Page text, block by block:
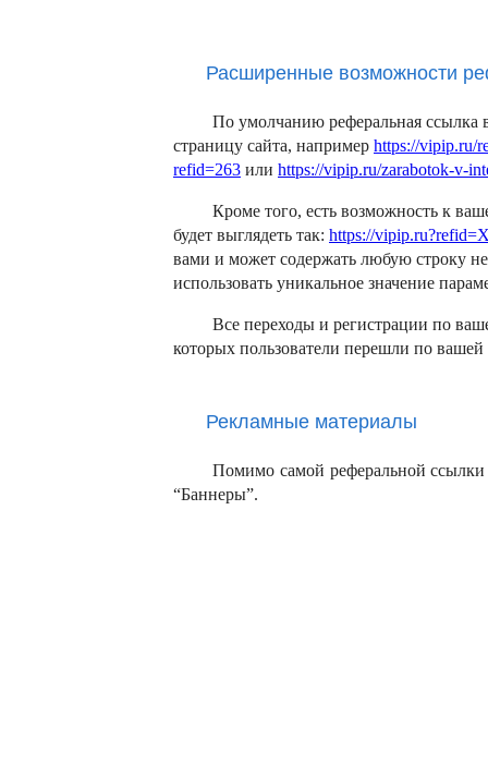
Расширенные возможности
По умолчанию реферальная ссылка
страницу сайта, например https://vipip.ru/
refid=263 или https://vipip.ru/zarabotok-v-
Кроме того, есть возможность к
будет выглядеть так: https://
вами и может содержать любую строку
использовать уникальное значение
Все переходы и регистрации по
которых пользователи перешли по
Рекламные материалы
Помимо самой реферальной ссылки
“Баннеры”.